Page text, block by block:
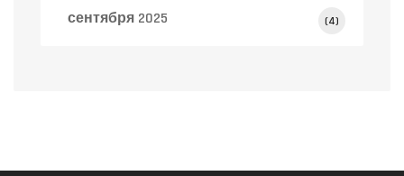
сентября 2025 (4)